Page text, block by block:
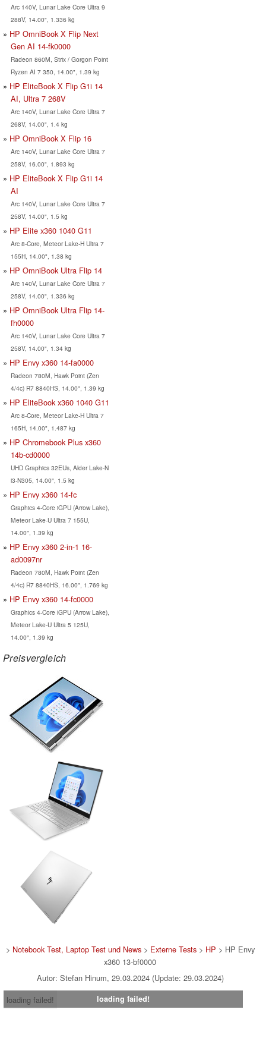
Arc 140V, Lunar Lake Core Ultra 9
288V, 14.00", 1.336 kg
HP OmniBook X Flip Next
Gen AI 14-fk0000
Radeon 860M, Strix / Gorgon Point
Ryzen AI 7 350, 14.00", 1.39 kg
HP EliteBook X Flip G1i 14
AI, Ultra 7 268V
Arc 140V, Lunar Lake Core Ultra 7
268V, 14.00", 1.4 kg
HP OmniBook X Flip 16
Arc 140V, Lunar Lake Core Ultra 7
258V, 16.00", 1.893 kg
HP EliteBook X Flip G1i 14
AI
Arc 140V, Lunar Lake Core Ultra 7
258V, 14.00", 1.5 kg
HP Elite x360 1040 G11
Arc 8-Core, Meteor Lake-H Ultra 7
155H, 14.00", 1.38 kg
HP OmniBook Ultra Flip 14
Arc 140V, Lunar Lake Core Ultra 7
258V, 14.00", 1.336 kg
HP OmniBook Ultra Flip 14-
fh0000
Arc 140V, Lunar Lake Core Ultra 7
258V, 14.00", 1.34 kg
HP Envy x360 14-fa0000
Radeon 780M, Hawk Point (Zen
4/4c) R7 8840HS, 14.00", 1.39 kg
HP EliteBook x360 1040 G11
Arc 8-Core, Meteor Lake-H Ultra 7
165H, 14.00", 1.487 kg
HP Chromebook Plus x360
14b-cd0000
UHD Graphics 32EUs, Alder Lake-N
i3-N305, 14.00", 1.5 kg
HP Envy x360 14-fc
Graphics 4-Core iGPU (Arrow Lake),
Meteor Lake-U Ultra 7 155U,
14.00", 1.39 kg
HP Envy x360 2-in-1 16-
ad0097nr
Radeon 780M, Hawk Point (Zen
4/4c) R7 8840HS, 16.00", 1.769 kg
HP Envy x360 14-fc0000
Graphics 4-Core iGPU (Arrow Lake),
Meteor Lake-U Ultra 5 125U,
14.00", 1.39 kg
Preisvergleich
> Notebook Test, Laptop Test und News> Externe Tests> HP > HP Envy
x360 13-bf0000
Autor: Stefan Hinum, 29.03.2024 (Update: 29.03.2024)
loading failed!
loading failed!